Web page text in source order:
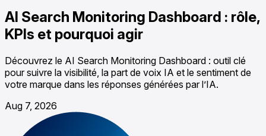
AI Search Monitoring Dashboard : rôle,
KPIs et pourquoi agir
Découvrez le AI Search Monitoring Dashboard : outil clé
pour suivre la visibilité, la part de voix IA et le sentiment de
votre marque dans les réponses générées par l’IA.
Aug 7, 2026